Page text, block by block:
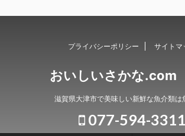
プライバシーポリシー サイトマ
おいしいさかな
滋賀県大津市で美味しい新鮮な魚介類は
077-594-3311